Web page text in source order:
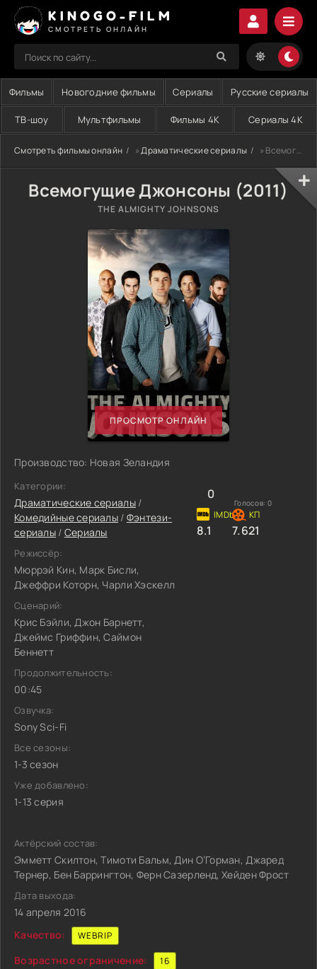
KINOGO-FILM
СМОТРЕТЬ ОНЛАЙН
Фильмы Новогодние фильмы Сериалы Русские сериалы
ТВ-шоу Мультфильмы Фильмы 4K Сериалы 4K
Смотреть фильмы онлайн »Драматические сериалы » Всемогущие Джонсоны (2011)
Всемогущие Джонсоны (2011)
THE ALMIGHTY JOHNSONS
ПРОСМОТР ОНЛАЙН
Производство: Новая Зеландия
Категории:
Драматические сериалы/
Комедийные сериалы / Фэнтези-
сериалы/ Сериалы
Режиссёр:
Мюррэй Кин, Марк Бисли,
Джеффри Которн, Чарли Хэскелл
Сценарий:
Крис Бэйли, Джон Барнетт,
Джеймс Гриффин, Саймон
Беннетт
Продолжительность:
00:45
Озвучка:
Sony Sci-Fi
Все сезоны:
1-3 сезон
Уже добавлено:
1-13 серия
0
Голосов: 0
8.1 7.621
Актёрский состав:
Эмметт Скилтон, Тимоти Бальм, Дин О’Горман, Джаред
Тернер, Бен Баррингтон, Ферн Сазерленд, Хейден Фрост
Дата выхода:
14 апреля 2016
Качество:
WEBRIP
Возрастное ограничение: 16